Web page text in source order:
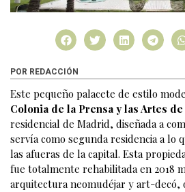
POR REDACCIÓN
Este pequeño palacete de estilo
Colonia de la Prensa y las Artes
residencial de Madrid, diseñada a
servía como segunda residencia a lo
las afueras de la capital. Esta
fue totalmente rehabilitada en 2018
arquitectura neomudéjar y art-decó,